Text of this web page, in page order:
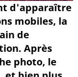
d'apparaître
mobiles, la
de
Après
photo, le